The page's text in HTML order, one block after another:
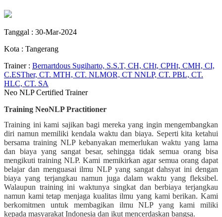
Tanggal : 30-Mar-2024
Kota : Tangerang
Trainer : Bernartdous Sugiharto, S.S.T, CH, CHt, CPHt, CMH, CI,
C.ESTher, CT. MTH, CT. NLMOR, CT NNLP, CT. PBL, CT.
HLC, CT. SA
Neo NLP Certified Trainer
Training NeoNLP Practitioner
Training ini kami sajikan bagi mereka yang ingin mengembangkan
diri namun memiliki kendala waktu dan biaya. Seperti kita ketahui
bersama training NLP kebanyakan memerlukan waktu yang lama
dan biaya yang sangat besar, sehingga tidak semua orang bisa
mengikuti training NLP. Kami memikirkan agar semua orang dapat
belajar dan menguasai ilmu NLP yang sangat dahsyat ini dengan
biaya yang terjangkau namun juga dalam waktu yang fleksibel.
Walaupun training ini waktunya singkat dan berbiaya terjangkau
namun kami tetap menjaga kualitas ilmu yang kami berikan. Kami
berkomitmen untuk membagikan ilmu NLP yang kami miliki
kepada masyarakat Indonesia dan ikut mencerdaskan bangsa.